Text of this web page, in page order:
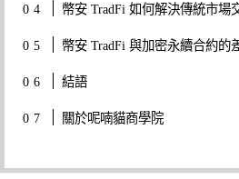
幣安 TradFi 如何解決傳統市場
幣安 TradFi 與加密永續合約的
結語
關於呢喃貓商學院